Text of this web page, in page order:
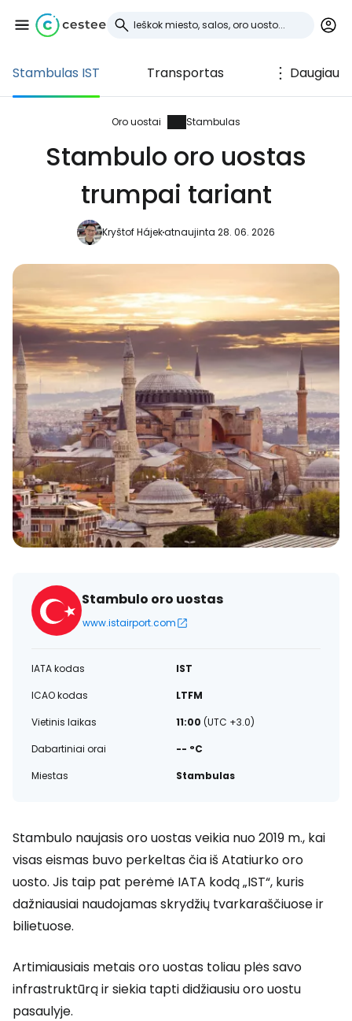
Stambulas IST Transportas Daugiau
Oro uostai Stambulas
Stambulo oro uostas
trumpai tariant
Kryštof Hájekatnaujinta 28. 06. 2026
Stambulo oro uostas
www.istairport.com
IATA kodas
IST
ICAO kodas
LTFM
Vietinis laikas
11:00 (UTC +3.0)
Dabartiniai orai
-- °C
Miestas
Stambulas
Stambulo naujasis oro uostas veikia nuo 2019 m., kai
visas eismas buvo perkeltas čia iš Atatiurko oro
uosto. Jis taip pat perėmė IATA kodą „IST“, kuris
dažniausiai naudojamas skrydžių tvarkaraščiuose ir
bilietuose.
Artimiausiais metais oro uostas toliau plės savo
infrastruktūrą ir siekia tapti didžiausiu oro uostu
pasaulyje.
Prisijunkite prie
Cestee
... pasaulinė kelionių bendruomenė
Tęsti su Google
Tęsti el. paštu